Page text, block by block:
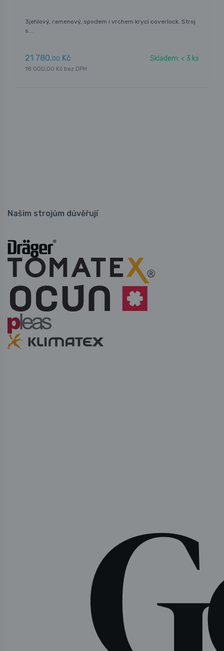
3jehlový, ramenový, spodem i vrchem krycí coverlock. Stroj
s...
21 780,00 Kč Skladem: < 3 ks
18 000,00 Kč bez DPH
Našim strojům důvěřují